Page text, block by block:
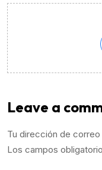
Leave a
Tu dirección de
Los campos